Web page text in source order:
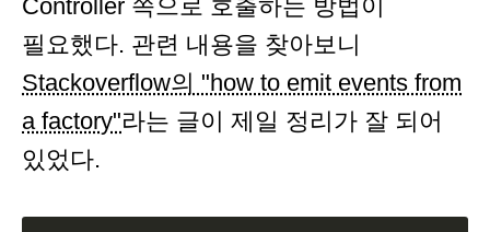
Controller 쪽으로 호출하는 방법이
필요했다. 관련 내용을 찾아보니
Stackoverflow의 "how to emit events from
a factory"라는 글이 제일 정리가 잘 되어
있었다.